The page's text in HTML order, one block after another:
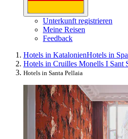
Unterkunft registrieren
Meine Reisen
Feedback
Hotels in KatalonienHotels in
Hotels in Cruilles Monells I Sant
Hotels in Santa Pellaia